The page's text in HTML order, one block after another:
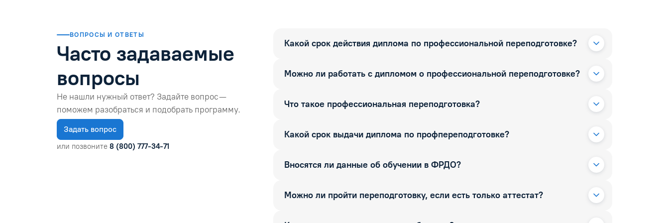
ВОПРОСЫ И ОТВЕТЫ
Часто задаваемые
вопросы
Не нашли нужный ответ? Задайте вопрос —
поможем разобраться и подобрать программу.
Задать вопрос
или позвоните 8 (800) 777-34-71
Какой срок действия диплома по профессиональной переподготовке?
Можно ли работать с дипломом о профессиональной переподготовке?
Что такое профессиональная переподготовка?
Какой срок выдачи диплома по профпереподготовке?
Вносятся ли данные об обучении в ФРДО?
Можно ли пройти переподготовку, если есть только аттестат?